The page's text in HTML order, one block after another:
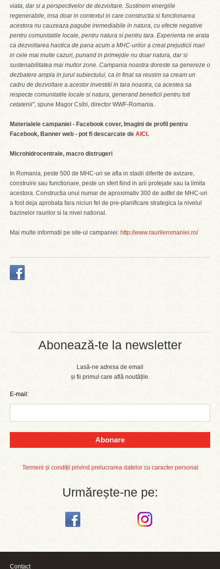
Abonează-te la newsletter
Lasă-ne adresa de email
și fii primul care află noutățile.
E-mail:
Abonare
Termeni și condiții privind prelucrarea datelor cu caracter personal
Urmărește-ne pe:
viata, dar si a perspectivelor de dezvoltare. Sustinem energiile
regenerabile, insa doar in contextul in care constructia si functionarea
acestora nu cauzeaza pagube iremediabile in natura, cu efecte negative
pentru comunitatile locale, pentru natura si pentru tara. Experienta ne arata
ca dezvoltarea haotica de pana acum a MHC-urilor a creat prejudicii mari
in cele mai multe cazuri, punand in primejdie nu doar natura, dar si
sustenabilitatea mai multor zone. Campania noastra doreste sa genereze o
dezbatere ampla in jurul subiectului, ca in final sa reusim sa cream un
cadru de dezvoltare a acestor investitii in tara noastra, ca acestea sa
respecte comunitatile locale si natura, generand beneficii pentru toti
cetatenii", spune Magor Csibi, director WWF-Romania.
Materialele campaniei - Facebook cover, Imagini de profil pentru
Facebook, Banner web - pot fi descarcate de AICI .
Microhidrocentrale, macro distrugeri
In Romania, peste 500 de MHC-uri se afla in stadii diferite de avizare,
construire sau functionare, peste un sfert fiind in arii protejate sau la limita
acestora. Constructia unui numar de aproximativ 300 de astfel de MHC-uri
a fost deja aprobata fara niciun fel de pre-planificare strategica la nivelul
bazinelor raurilor si la nivel national.
Mai multe informatii pe site-ul campaniei: http://www.raurileromaniei.ro/
Contact